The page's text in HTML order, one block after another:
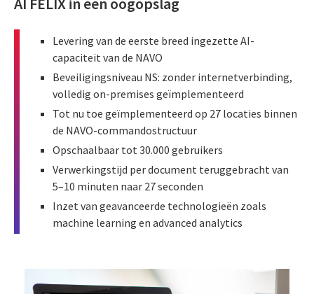
Levering van de eerste breed ingezette AI-
capaciteit van de NAVO
Beveiligingsniveau NS: zonder internetverbinding,
volledig on-premises geïmplementeerd
Tot nu toe geïmplementeerd op 27 locaties binnen
de NAVO-commandostructuur
Opschaalbaar tot 30.000 gebruikers
Verwerkingstijd per document teruggebracht van
5–10 minuten naar 27 seconden
Inzet van geavanceerde technologieën zoals
machine learning en advanced analytics